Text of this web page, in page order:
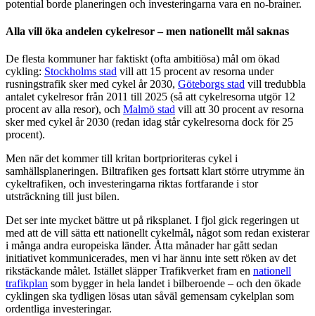
potential borde planeringen och investeringarna vara en no-brainer.
Alla vill öka andelen cykelresor – men nationellt mål saknas
De flesta kommuner har faktiskt (ofta ambitiösa) mål om ökad
cykling: Stockholms stad vill att 15 procent av resorna under
rusningstrafik sker med cykel år 2030, Göteborgs stad vill tredubbla
antalet cykelresor från 2011 till 2025 (så att cykelresorna utgör 12
procent av alla resor), och Malmö stad vill att 30 procent av resorna
sker med cykel år 2030 (redan idag står cykelresorna dock för 25
procent).
Men när det kommer till kritan bortprioriteras cykel i
samhällsplaneringen. Biltrafiken ges fortsatt klart större utrymme än
cykeltrafiken, och investeringarna riktas fortfarande i stor
utsträckning till just bilen.
Det ser inte mycket bättre ut på riksplanet. I fjol gick regeringen ut
med att de vill sätta ett nationellt cykelmål, något som redan existerar
i många andra europeiska länder. Åtta månader har gått sedan
initiativet kommunicerades, men vi har ännu inte sett röken av det
rikstäckande målet. Istället släpper Trafikverket fram en nationell
trafikplan som bygger in hela landet i bilberoende – och den ökade
cyklingen ska tydligen lösas utan såväl gemensam cykelplan som
ordentliga investeringar.